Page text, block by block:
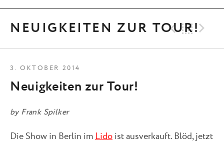
NEUIGKEITEN ZUR TOUR!
Neuigkeiten zur Tour!
by Frank Spilker
3. OKTOBER 2014
Die Show in Berlin imLidoist ausverkauft. Blöd, jetzt